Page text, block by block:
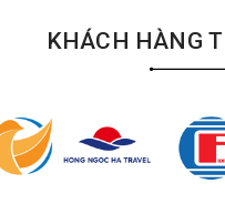
KHÁCH HÀNG